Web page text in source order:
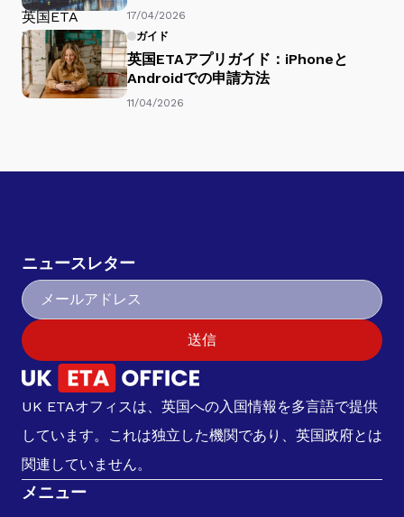
17/04/2026
ガイド
英国ETAアプリガイド：iPhoneと
Androidでの申請方法
11/04/2026
ニュースレター
送信
UK ETAオフィスは、英国への入国情報を多言語で提供
しています。これは独立した機関であり、英国政府とは
関連していません。
メニュー